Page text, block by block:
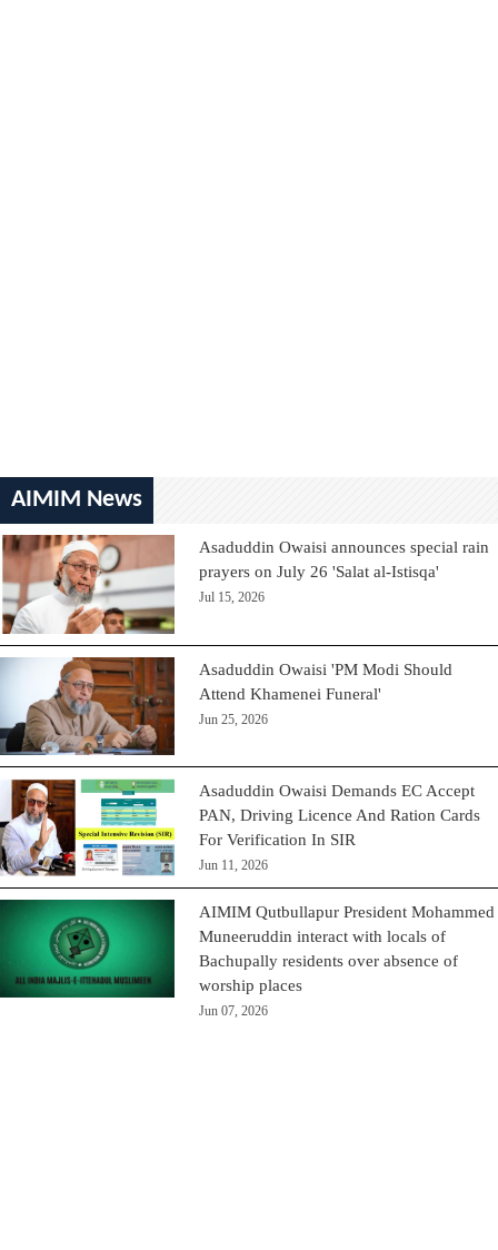
AIMIM News
Asaduddin Owaisi announces special rain
prayers on July 26 'Salat al-Istisqa'
Jul 15, 2026
Asaduddin Owaisi 'PM Modi Should
Attend Khamenei Funeral'
Jun 25, 2026
Asaduddin Owaisi Demands EC Accept
PAN, Driving Licence And Ration Cards
For Verification In SIR
Jun 11, 2026
AIMIM Qutbullapur President Mohammed
Muneeruddin interact with locals of
Bachupally residents over absence of
worship places
Jun 07, 2026